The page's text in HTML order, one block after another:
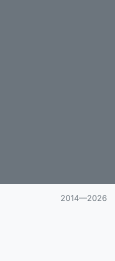
2014—2026